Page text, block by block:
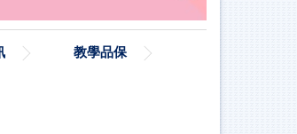
教學品保